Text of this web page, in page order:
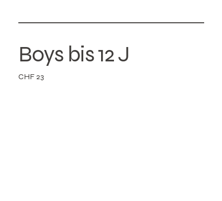
Boys bis 12 J
CHF 23